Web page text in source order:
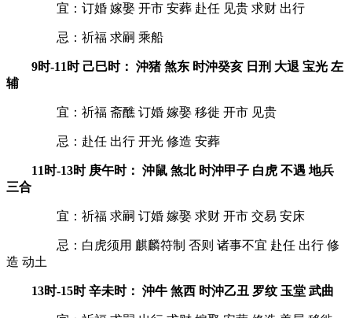
宜：订婚 嫁娶 开市 安葬 赴任 见贵 求财 出行
忌：祈福 求嗣 乘船
9时-11时 己巳时： 沖猪 煞东 时沖癸亥 日刑 大退 宝光 左
辅
宜：祈福 斋醮 订婚 嫁娶 移徙 开市 见贵
忌：赴任 出行 开光 修造 安葬
11时-13时 庚午时： 沖鼠 煞北 时沖甲子 白虎 不遇 地兵
三合
宜：祈福 求嗣 订婚 嫁娶 求财 开市 交易 安床
忌：白虎须用 麒麟符制 否则 诸事不宜 赴任 出行 修
造 动土
13时-15时 辛未时： 沖牛 煞西 时沖乙丑 罗纹 玉堂 武曲